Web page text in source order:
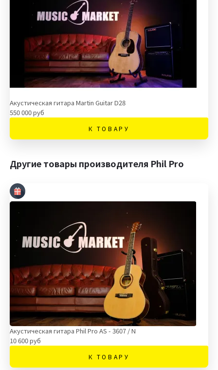
Акустическая гитара Martin Guitar D28
550 000 руб
К ТОВАРУ
Другие товары производителя Phil Pro
Акустическая гитара Phil Pro AS - 3607 / N
10 600 руб
К ТОВАРУ